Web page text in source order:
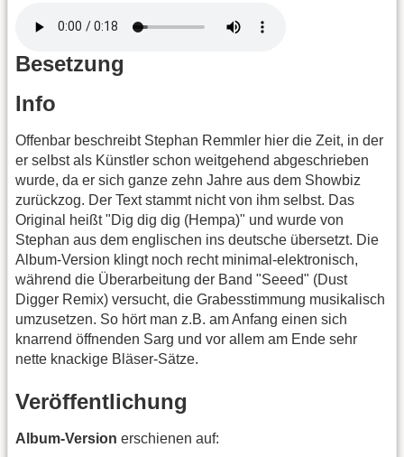
Besetzung
Info
Offenbar beschreibt Stephan Remmler hier die Zeit, in der
er selbst als Künstler schon weitgehend abgeschrieben
wurde, da er sich ganze zehn Jahre aus dem Showbiz
zurückzog. Der Text stammt nicht von ihm selbst. Das
Original heißt "Dig dig dig (Hempa)" und wurde von
Stephan aus dem englischen ins deutsche übersetzt. Die
Album-Version klingt noch recht minimal-elektronisch,
während die Überarbeitung der Band "Seeed" (Dust
Digger Remix) versucht, die Grabesstimmung musikalisch
umzusetzen. So hört man z.B. am Anfang einen sich
knarrend öffnenden Sarg und vor allem am Ende sehr
nette knackige Bläser-Sätze.
Veröffentlichung
Album-Version erschienen auf: